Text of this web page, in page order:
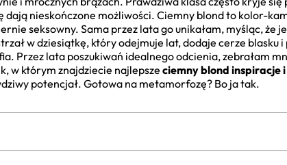
dają nieskończone możliwości. Ciemny blond to kolor-
seksowny. Sama przez lata go unikałam, myśląc, że
w dziesiątkę, który odejmuje lat, dodaje cerze blasku
Przez lata poszukiwań idealnego odcienia, zebrałam
w którym znajdziecie najlepszeciemny blond inspiracje
potencjał. Gotowa na metamorfozę? Bo ja tak.